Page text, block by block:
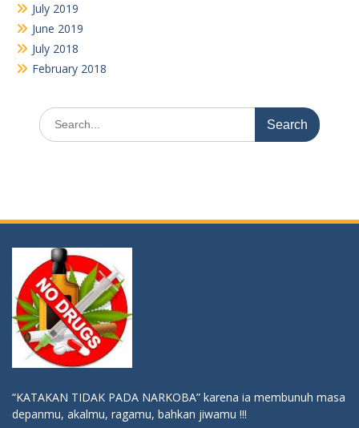
July 2019
June 2019
July 2018
February 2018
Search
for:
“KATAKAN TIDAK PADA NARKOBA” karena ia membunuh masa
depanmu, akalmu, ragamu, bahkan jiwamu !!!